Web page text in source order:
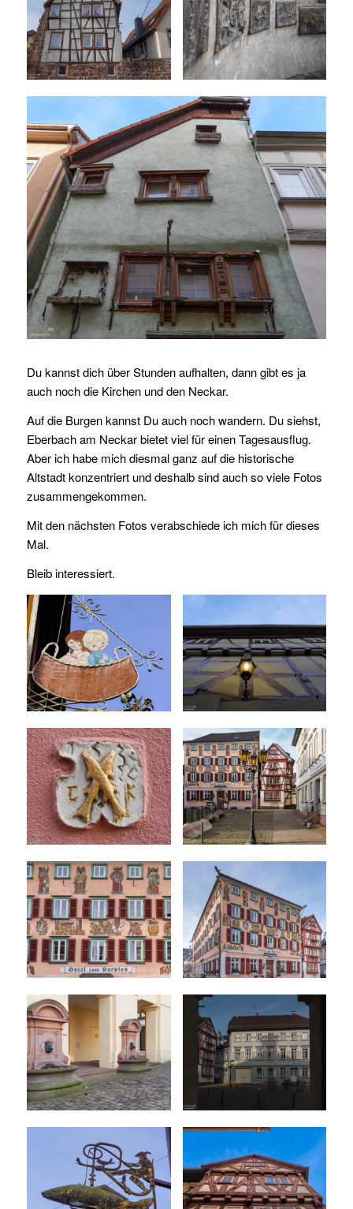
Du kannst dich über Stunden aufhalten, dann gibt es ja
auch noch die Kirchen und den Neckar.
Auf die Burgen kannst Du auch noch wandern. Du siehst,
Eberbach am Neckar bietet viel für einen Tagesausflug.
Aber ich habe mich diesmal ganz auf die historische
Altstadt konzentriert und deshalb sind auch so viele Fotos
zusammengekommen.
Mit den nächsten Fotos verabschiede ich mich für dieses
Mal.
Bleib interessiert.